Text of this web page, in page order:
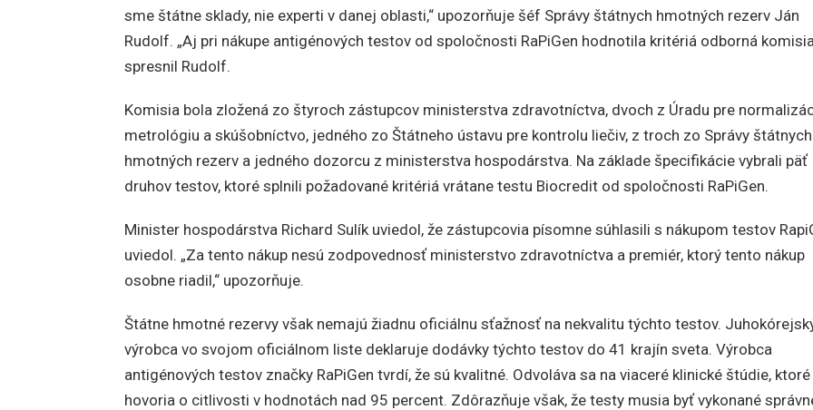
sme štátne sklady, nie experti v danej oblasti,“ upozorňuje šéf Správy štátnych hmotných rezerv Ján
Rudolf. „Aj pri nákupe antigénových testov od spoločnosti RaPiGen hodnotila kritériá odborná
spresnil Rudolf.
Komisia bola zložená zo štyroch zástupcov ministerstva zdravotníctva, dvoch z Úradu pre
metrológiu a skúšobníctvo, jedného zo Štátneho ústavu pre kontrolu liečiv, z troch zo Správy štátnych
hmotných rezerv a jedného dozorcu z ministerstva hospodárstva. Na základe špecifikácie vybrali päť
druhov testov, ktoré splnili požadované kritériá vrátane testu Biocredit od spoločnosti RaPiGen.
Minister hospodárstva Richard Sulík uviedol, že zástupcovia písomne súhlasili s nákupom testov
uviedol. „Za tento nákup nesú zodpovednosť ministerstvo zdravotníctva a premiér, ktorý tento nákup
osobne riadil,“ upozorňuje.
Štátne hmotné rezervy však nemajú žiadnu oficiálnu sťažnosť na nekvalitu týchto testov.
výrobca vo svojom oficiálnom liste deklaruje dodávky týchto testov do 41 krajín sveta. Výrobca
antigénových testov značky RaPiGen tvrdí, že sú kvalitné. Odvoláva sa na viaceré klinické štúdie, ktoré
hovoria o citlivosti v hodnotách nad 95 percent. Zdôrazňuje však, že testy musia byť vykonané